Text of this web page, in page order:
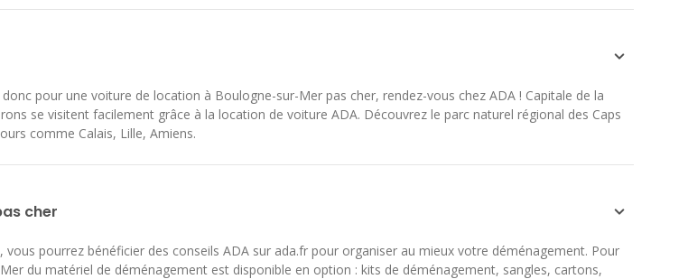
pour une voiture de location à Boulogne-sur-Mer pas cher, rendez-vous chez ADA ! Capitale de la
se visitent facilement grâce à la location de voiture ADA. Découvrez le parc naturel régional des Caps
comme Calais, Lille, Amiens.
cher
pourrez bénéficier des conseils ADA sur ada.fr pour organiser au mieux votre déménagement. Pour
du matériel de déménagement est disponible en option : kits de déménagement, sangles, cartons,